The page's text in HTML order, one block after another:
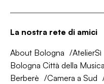
La nostra rete di amici
About Bologna AtelierSì
Bologna Città della
Berberè
Camera a Sud